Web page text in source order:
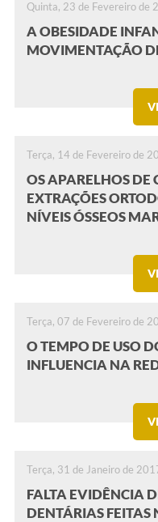
Quinta, 23 de Fevereiro de
A OBESIDADE
MOVIMENTAÇÃO
Terça, 14 de Fevereiro de
OS APARELHOS DE
EXTRAÇÕES
NÍVEIS ÓSSEOS
Terça, 07 de Fevereiro de
O TEMPO DE USO
INFLUENCIA NA
Terça, 31 de Janeiro de
FALTA EVIDÊNCIA
DENTÁRIAS